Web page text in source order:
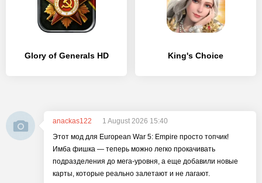
Glory of Generals HD King's Choice
anackas122
1 August 2026 15:40
Этот мод для European War 5: Empire просто топчик!
Имба фишка — теперь можно легко прокачивать
подразделения до мега-уровня, а еще добавили новые
карты, которые реально залетают и не лагают.